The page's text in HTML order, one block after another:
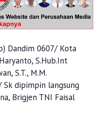
Dandim 0607/ Kota
S.Hub.Int
S.T., M.M.
dipimpin langsung
Brigjen TNI Faisal